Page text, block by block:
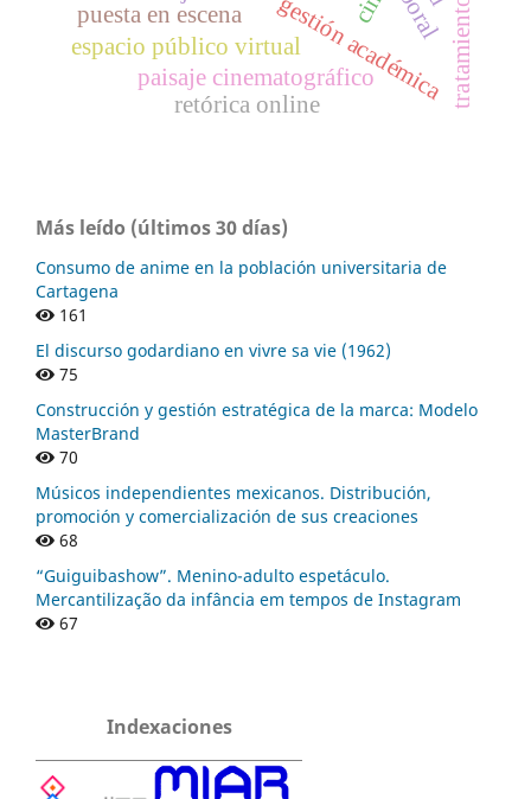
gestión académica
puesta en escena
espacio público virtual
paisaje cinematográfico
retórica online
Más leído (últimos 30 días)
Consumo de anime en la población universitaria de
Cartagena
161
El discurso godardiano en vivre sa vie (1962)
75
Construcción y gestión estratégica de la marca: Modelo
MasterBrand
70
Músicos independientes mexicanos. Distribución,
promoción y comercialización de sus creaciones
68
“Guiguibashow”. Menino-adulto espetáculo.
Mercantilização da infância em tempos de Instagram
67
Indexaciones